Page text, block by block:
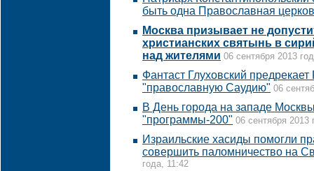
быть одна Православная
Москва призывает не
христианских святынь в
над жителями 06 сентября 2013
Фантаст Глуховский
"православную Саудию" 06
В День города на западе
"программы-200" 06 сентября 2013
Израильские хасиды помогли
совершить паломничество на
года, 11:42